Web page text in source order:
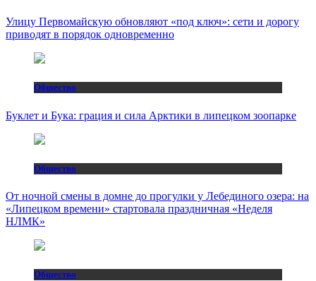
Улицу Первомайскую обновляют «под ключ»: сети и дорогу
приводят в порядок одновременно
Общество
Буклет и Бука: грация и сила Арктики в липецком зоопарке
Общество
От ночной смены в домне до прогулки у Лебединого озера: на
«Липецком времени» стартовала праздничная «Неделя
НЛМК»
Общество